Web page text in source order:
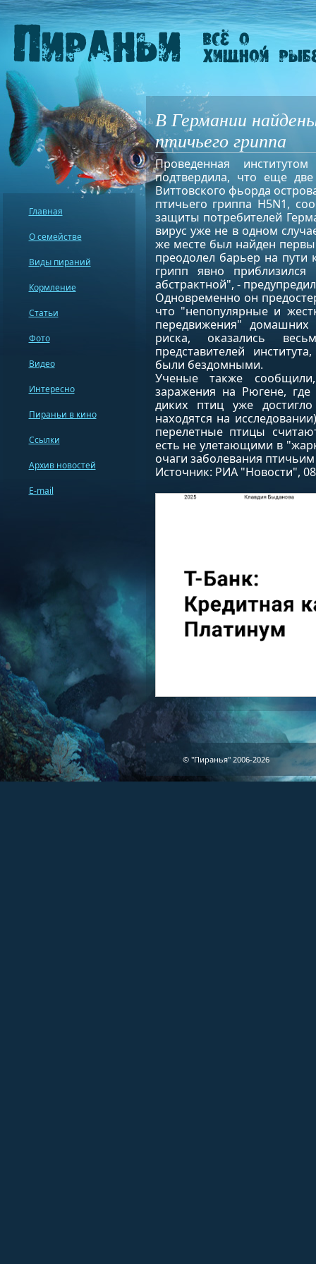
В Германии
птичьего гриппа
Проведенная
подтвердила, что еще
Виттовского фьорда
птичьего гриппа H5N1,
защиты потребителей
вирус уже не в одном
же месте был найден
преодолел барьер на
грипп явно приблизился
абстрактной", -
Одновременно он
что "непопулярные и
передвижения"
риска, оказались
представителей
были бездомными.
Ученые также
заражения на Рюгене,
диких птиц уже
находятся на
перелетные птицы
есть не улетающими в
очаги заболевания
Источник: РИА "Новости",
Главная
О семействе
Виды пираний
Кормление
Статьи
Фото
Видео
Интересно
Пираньи в кино
Ссылки
Архив новостей
E-mail
© "Пиранья" 2006-2026